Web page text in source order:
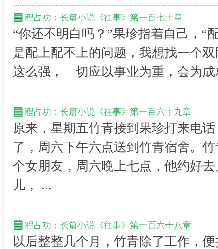
程占功：长篇小说《往事》第一百七十章
“你还不明白吗？”果珍指着自己，“
是配上配不上的问题，我想找一个
这么强，一切应以事业为重，会为
程占功：长篇小说《往事》第一百六十九章
原来，星期五竹青接到果珍打来电
了，周六下午六点送到竹青宿舍。
个女朋友，周六晚上七点，他约好
儿， ...
程占功：长篇小说《往事》第一百六十八章
以后整整几个月，竹青除了工作，